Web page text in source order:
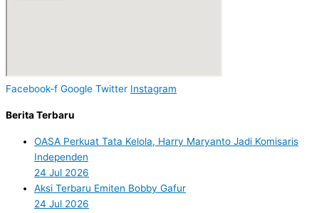
Facebook-f Google Twitter Instagram
Berita Terbaru
OASA Perkuat Tata Kelola, Harry Maryanto Jadi Komisaris
Independen
24 Jul 2026
Aksi Terbaru Emiten Bobby Gafur
24 Jul 2026